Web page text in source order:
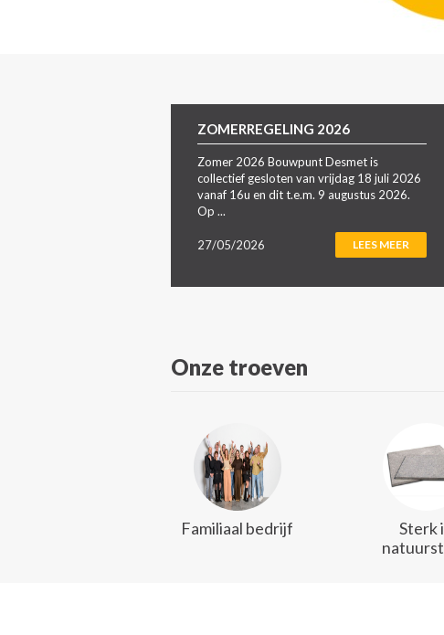
ZOMERREGELING 2026
Zomer 2026 Bouwpunt Desmet is
collectief gesloten van vrijdag 18 juli 2026
vanaf 16u en dit t.e.m. 9 augustus 2026.
Op ...
27/05/2026 LEES MEER
Onze troeven
Familiaal bedrijf
Sterk